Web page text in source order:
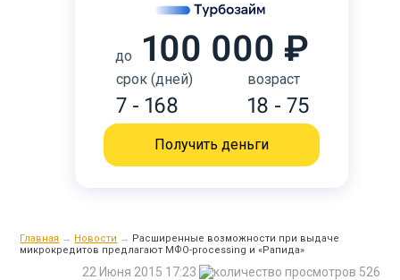
до 100 000 ₽
срок (дней)
7 - 168
возраст
18 - 75
Получить деньги
Главная → Новости → Расширенные возможности при выдаче
микрокредитов предлагают МФО-processing и «Рапида»
526
22 Июня 2015 17:23